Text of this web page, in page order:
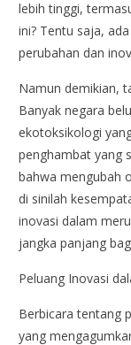
lebih tinggi,
ini? Tentu saja,
perubahan dan
Namun demikian,
Banyak negara
ekotoksikologi
penghambat yang
bahwa mengubah
di sinilah
inovasi dalam
jangka panjang
Peluang Inovasi
Berbicara tentang
yang